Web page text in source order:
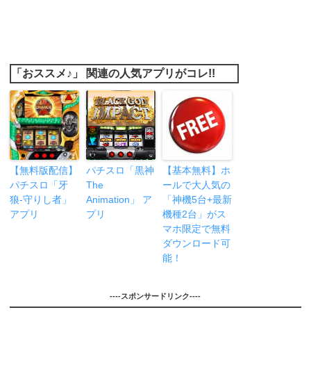
「おススメ♪」 関連の人気アプリがコレ!!
【無料版配信】
パチスロ「牙
狼‐守りし者」
アプリ
パチスロ「黒神
The
Animation」 ア
プリ
【基本無料】ホ
ールで大人気の
「神機5台+最新
機種2台」がス
マホ限定で無料
ダウンロード可
能！
----スポンサードリンク----